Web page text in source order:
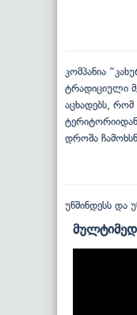
კომპანია
ტრადიციული
აცხადებს, რომ
დროშა
უწმინდესს და